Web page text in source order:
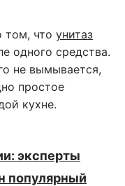
том, что унитаз
одного средства.
не вымывается,
простое
кухне.
эксперты
популярный